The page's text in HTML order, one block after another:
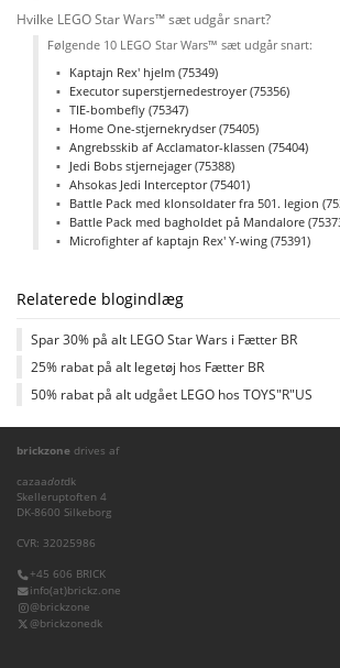
Hvilke LEGO Star Wars™ sæt udgår snart?
Følgende 10 LEGO Star Wars™ sæt udgår snart:
Kaptajn Rex' hjelm (75349)
Executor superstjernedestroyer (75356)
TIE-bombefly (75347)
Home One-stjernekrydser (75405)
Angrebsskib af Acclamator-klassen (75404)
Jedi Bobs stjernejager (75388)
Ahsokas Jedi Interceptor (75401)
Battle Pack med klonsoldater fra 501. legion
Battle Pack med bagholdet på Mandalore
Microfighter af kaptajn Rex' Y-wing (75391)
Relaterede blogindlæg
Spar 30% på alt LEGO Star Wars i Fætter BR
25% rabat på alt legetøj hos Fætter BR
50% rabat på alt udgået LEGO hos TOYS"R"US
brickzone drives af
cazaadotdk
Skelleruptoften 4
DK-8600 Silkeborg
CVR: 32025986
+45 606 BRICK
info(at)brickz.one
@brickzone
@brickzonedk